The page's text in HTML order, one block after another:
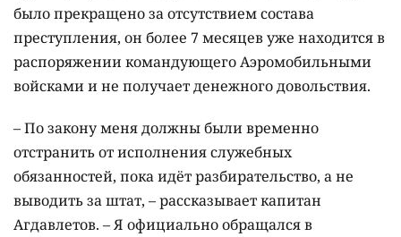
было прекращено за отсутствием состава
преступления, он более 7 месяцев уже находится в
распоряжении командующего Аэромобильными
войсками и не получает денежного довольствия.
– По закону меня должны были временно
отстранить от исполнения служебных
обязанностей, пока идёт разбирательство, а не
выводить за штат, – рассказывает капитан
Агдавлетов. – Я официально обращался в